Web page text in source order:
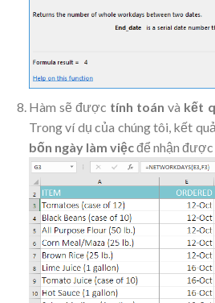
Hàm sẽ được tính toánvà kết
Trong ví dụ của chúng tôi, kết
bốn ngày làm việcđể nhận